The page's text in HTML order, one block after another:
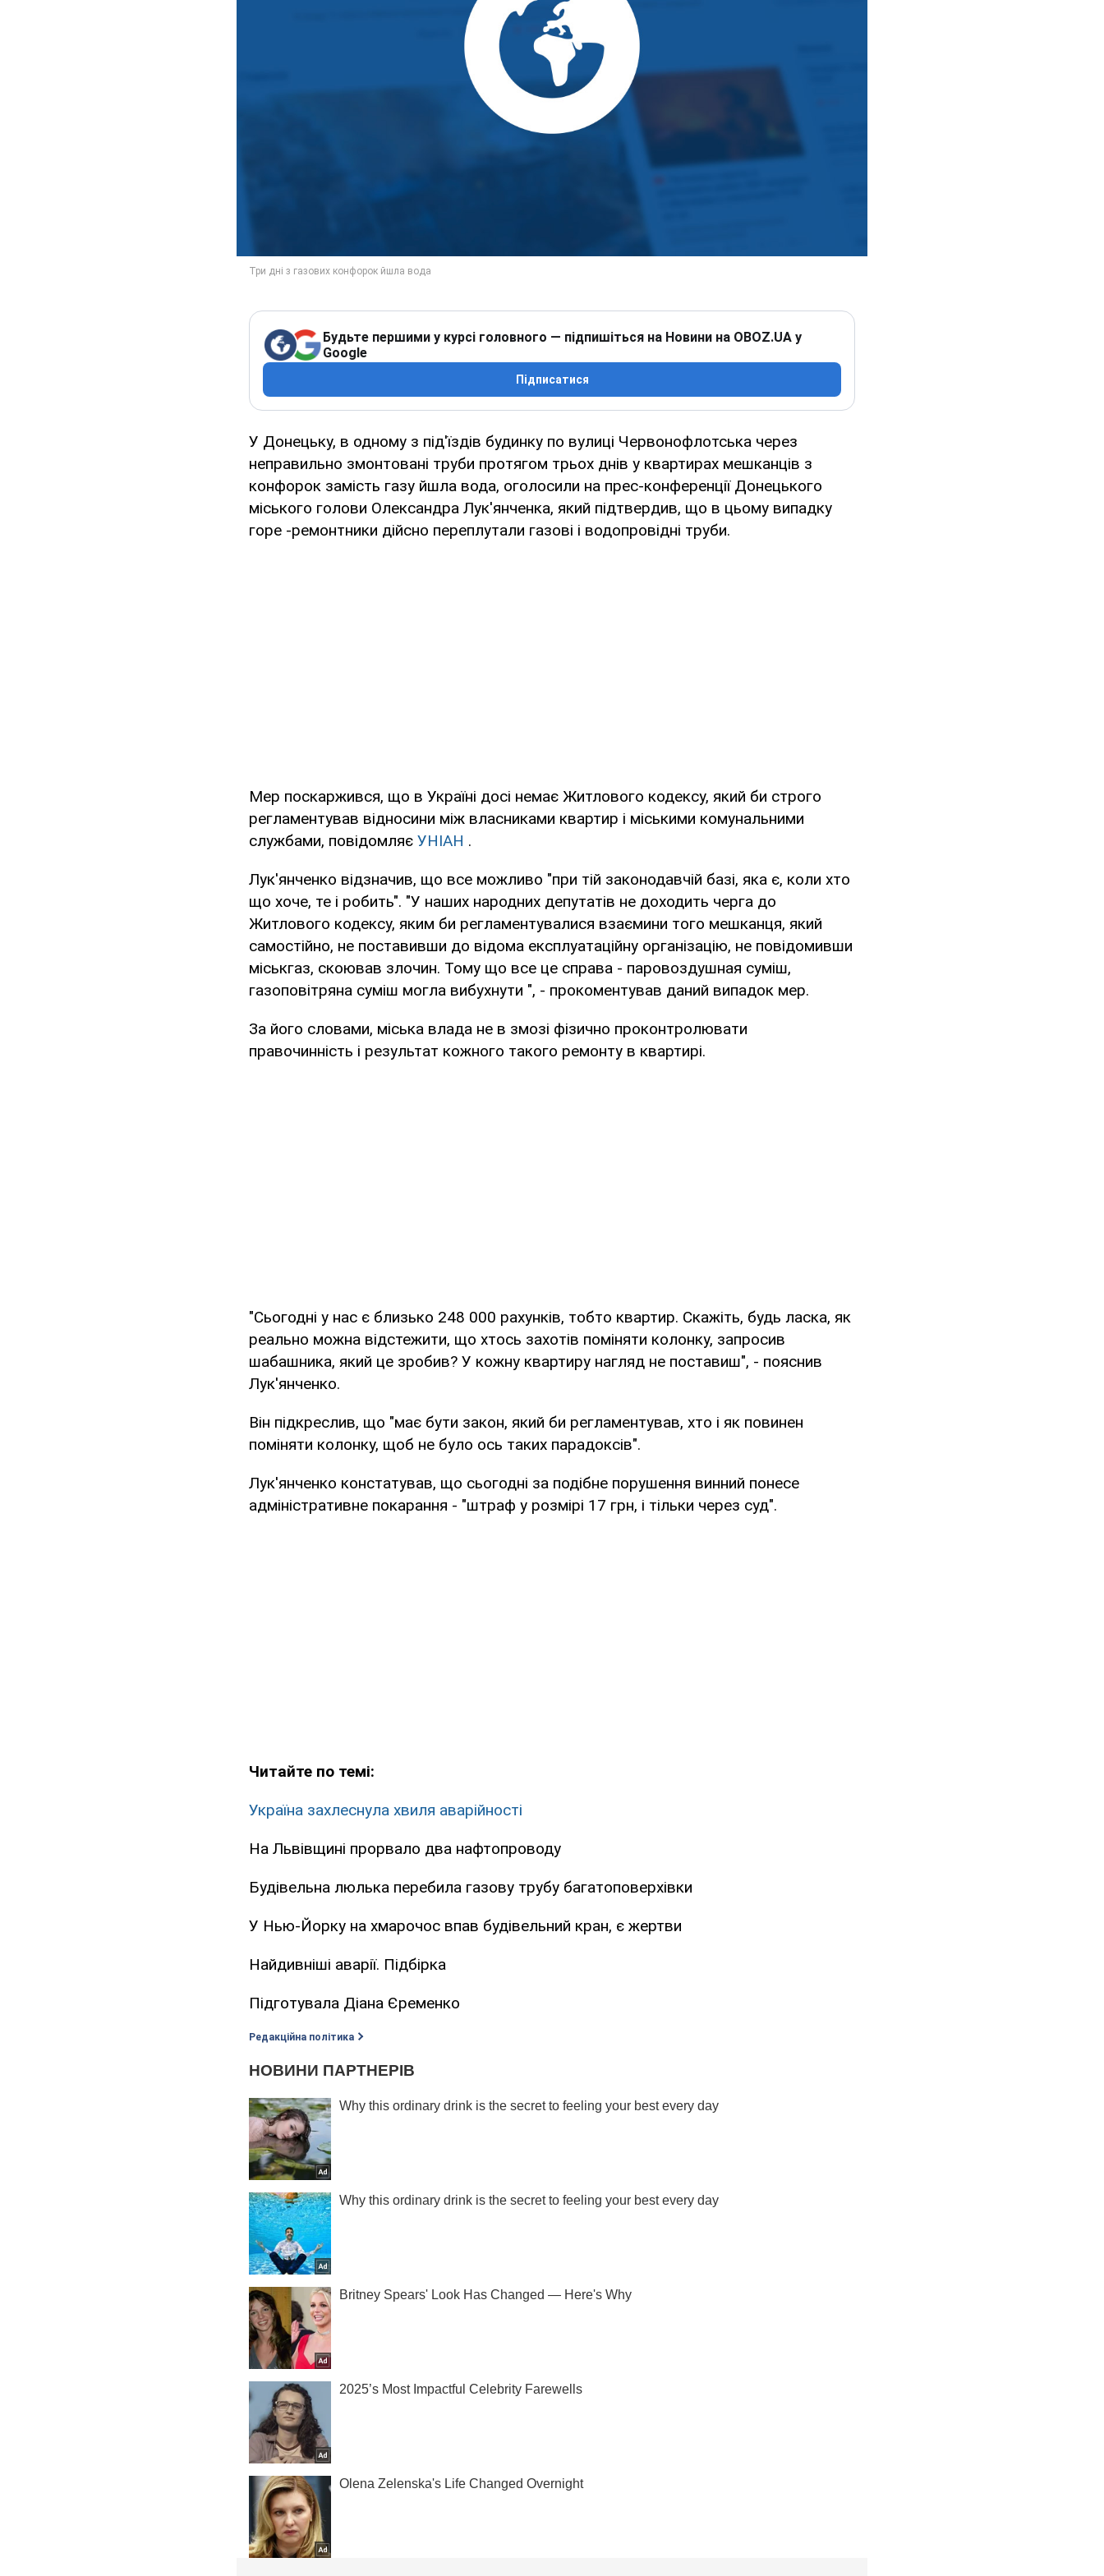
Будьте першими у курсі головного — підпишіться на Новини на OBOZ.UA у
Google
Підписатися
У Донецьку, в одному з під'їздів будинку по вулиці Червонофлотська через
неправильно змонтовані труби протягом трьох днів у квартирах мешканців з
конфорок замість газу йшла вода, оголосили на прес-конференції Донецького
міського голови Олександра Лук'янченка, який підтвердив, що в цьому випадку
горе -ремонтники дійсно переплутали газові і водопровідні труби.
Мер поскаржився, що в Україні досі немає Житлового кодексу, який би строго
регламентував відносини між власниками квартир і міськими комунальними
службами, повідомляє УНІАН .
Лук'янченко відзначив, що все можливо "при тій законодавчій базі, яка є, коли хто
що хоче, те і робить". "У наших народних депутатів не доходить черга до
Житлового кодексу, яким би регламентувалися взаємини того мешканця, який
самостійно, не поставивши до відома експлуатаційну організацію, не повідомивши
міськгаз, скоював злочин. Тому що все це справа - паровоздушная суміш,
газоповітряна суміш могла вибухнути ", - прокоментував даний випадок мер.
За його словами, міська влада не в змозі фізично проконтролювати
правочинність і результат кожного такого ремонту в квартирі.
"Сьогодні у нас є близько 248 000 рахунків, тобто квартир. Скажіть, будь ласка, як
реально можна відстежити, що хтось захотів поміняти колонку, запросив
шабашника, який це зробив? У кожну квартиру нагляд не поставиш", - пояснив
Лук'янченко.
Він підкреслив, що "має бути закон, який би регламентував, хто і як повинен
поміняти колонку, щоб не було ось таких парадоксів".
Лук'янченко констатував, що сьогодні за подібне порушення винний понесе
адміністративне покарання - "штраф у розмірі 17 грн, і тільки через суд".
Читайте по темі:
Україна захлеснула хвиля аварійності
На Львівщині прорвало два нафтопроводу
Будівельна люлька перебила газову трубу багатоповерхівки
У Нью-Йорку на хмарочос впав будівельний кран, є жертви
Найдивніші аварії. Підбірка
Підготувала Діана Єременко
Редакційна політика